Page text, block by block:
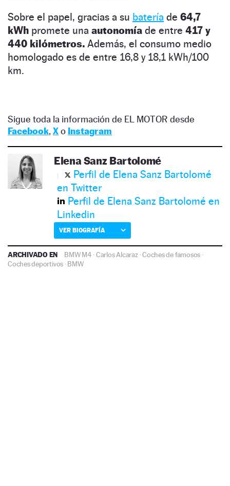
Sobre el papel, gracias a su batería de 64,7
kWh promete una autonomía de entre 417 y
440 kilómetros. Además, el consumo medio
homologado es de entre 16,8 y 18,1 kWh/100
km.
Sigue toda la información de EL MOTOR desde
Facebook, Xo Instagram
Elena Sanz Bartolomé
Perfil de Elena Sanz Bartolomé
en Twitter
Perfil de Elena Sanz Bartolomé en
Linkedin
VER BIOGRAFÍA
ARCHIVADO EN BMW M4 ·Carlos Alcaraz·Coches de famosos ·
Coches deportivos ·BMW